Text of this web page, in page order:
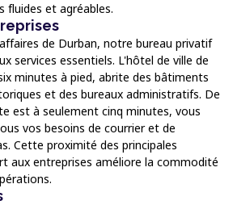
fluides et agréables.
de Durban, notre bureau privatif
services essentiels. L'hôtel de ville de
minutes à pied, abrite des bâtiments
et des bureaux administratifs. De
est à seulement cinq minutes, vous
vos besoins de courrier et de
Cette proximité des principales
aux entreprises améliore la commodité